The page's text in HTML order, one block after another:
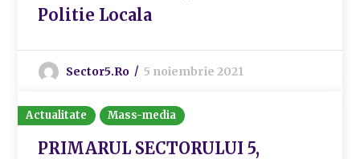
Politie Locala
Sector5.ro 5 noiembrie 2021
Actualitate Mass-media
PRIMARUL SECTORULUI 5,